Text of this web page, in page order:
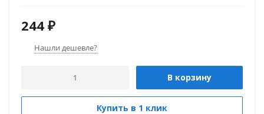
244 ₽
Нашли дешевле?
В корзину
Купить в 1 клик